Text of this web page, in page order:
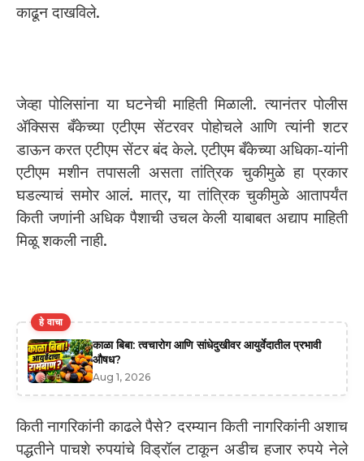
काढून दाखविले.
जेव्हा पोलिसांना या घटनेची माहिती मिळाली. त्यानंतर पोलीस
ॲक्सिस बँकेच्या एटीएम सेंटरवर पोहोचले आणि त्यांनी शटर
डाऊन करत एटीएम सेंटर बंद केले. एटीएम बँकेच्या अधिका-यांनी
एटीएम मशीन तपासली असता तांत्रिक चुकीमुळे हा प्रकार
घडल्याचं समोर आलं. मात्र, या तांत्रिक चुकीमुळे आतापर्यंत
किती जणांनी अधिक पैशाची उचल केली याबाबत अद्याप माहिती
मिळू शकली नाही.
हे वाचा
काळा बिबा: त्वचारोग आणि सांधेदुखीवर आयुर्वेदातील प्रभावी
औषध?
Aug 1, 2026
किती नागरिकांनी काढले पैसे? दरम्यान किती नागरिकांनी अशाच
पद्धतीने पाचशे रुपयांचे विड्रॉल टाकून अडीच हजार रुपये नेले